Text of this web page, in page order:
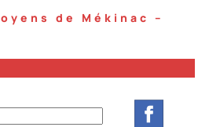
de Mékinac –